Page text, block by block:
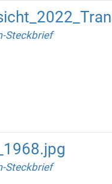
Steckbrief
Steckbrief